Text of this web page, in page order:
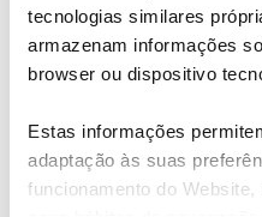
tecnologias similares
armazenam informações
browser ou dispositivo
Estas informações
adaptação às suas
funcionamento do
Não encontrou o seu
Temos mais viagens e
Veja também